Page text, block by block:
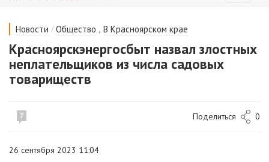
меню
Новости / Общество , В Красноярском крае
Красноярскэнергосбыт назвал злостных
неплательщиков из числа садовых
товариществ
7 Поделиться 0
26 сентября 2023 11:04